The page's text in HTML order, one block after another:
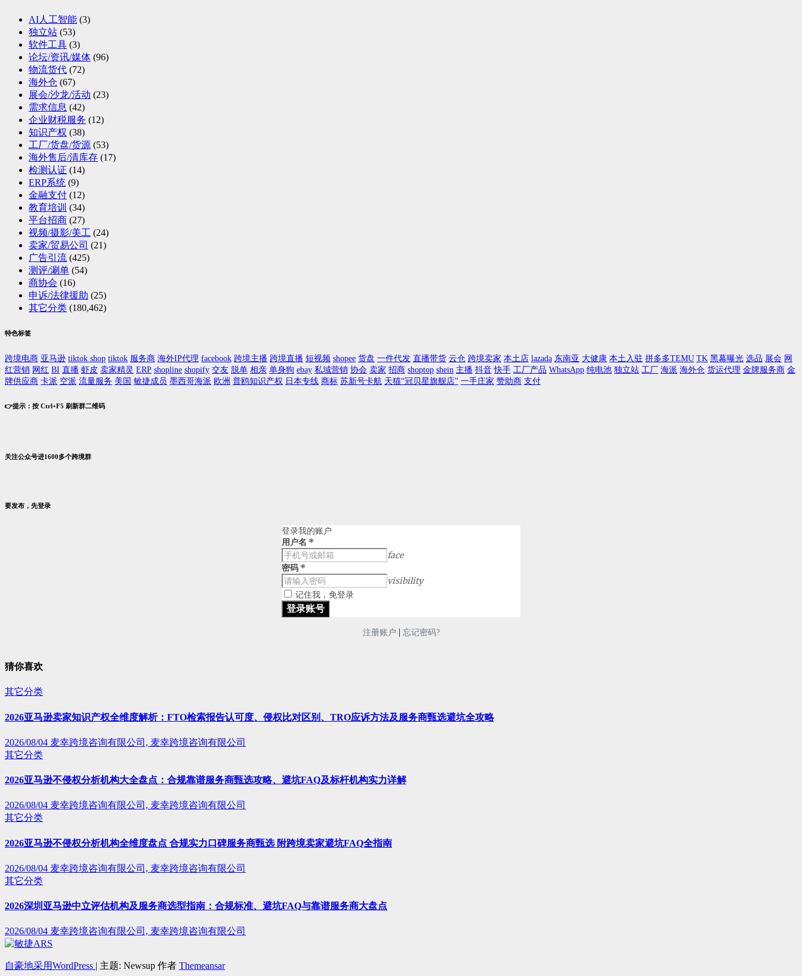
AI人工智能 (3)
独立站 (53)
软件工具 (3)
论坛/资讯/媒体 (96)
物流货代 (72)
海外仓 (67)
展会/沙龙/活动 (23)
需求信息 (42)
企业财税服务 (12)
知识产权 (38)
工厂/货盘/货源 (53)
海外售后/清库存 (17)
检测认证 (14)
ERP系统 (9)
金融支付 (12)
教育培训 (34)
平台招商 (27)
视频/摄影/美工 (24)
卖家/贸易公司 (21)
广告引流 (425)
测评/涮单 (54)
商协会 (16)
申诉/法律援助 (25)
其它分类 (180,462)
特色标签
跨境电商 亚马逊 tiktok shop tiktok 服务商 海外IP代理 facebook 跨境主播 跨境直播 短视频 shopee 货盘 一件代发 直播带货 云仓 跨境卖家 本土店 lazada 东南亚 大健康 本土入驻 拼多多TEMU TK 黑幕曝光 选品 展会 网
红营销 网红 BI 直播 虾皮 卖家精灵 ERP shopline shopify 交友 脱单 相亲 单身狗 ebay 私域营销 协会 卖家 招商 shoptop shein 主播 抖音 快手 工厂产品 WhatsApp 纯电池 独立站 工厂 海派 海外仓 货运代理 金牌服务商 金
牌供应商 卡派 空派 流量服务 美国 敏捷成员 墨西哥海派 欧洲 普鸥知识产权 日本专线 商标 苏新号卡航 天猫“冠贝星旗舰店” 一手庄家 赞助商 支付
👉提示：按 Ctrl+F5 刷新群二维码
关注公众号进1600多个跨境群
要发布，先登录
登录我的账户
用户名 *
face
密码 *
visibility
记住我，免登录
注册账户 | 忘记密码?
猜你喜欢
其它分类
2026亚马逊卖家知识产权全维度解析：FTO检索报告认可度、侵权比对区别、TRO应诉方法及服务商甄选避坑全攻略
2026/08/04 麦幸跨境咨询有限公司, 麦幸跨境咨询有限公司
其它分类
2026亚马逊不侵权分析机构大全盘点：合规靠谱服务商甄选攻略、避坑FAQ及标杆机构实力详解
2026/08/04 麦幸跨境咨询有限公司, 麦幸跨境咨询有限公司
其它分类
2026亚马逊不侵权分析机构全维度盘点 合规实力口碑服务商甄选 附跨境卖家避坑FAQ全指南
2026/08/04 麦幸跨境咨询有限公司, 麦幸跨境咨询有限公司
其它分类
2026深圳亚马逊中立评估机构及服务商选型指南：合规标准、避坑FAQ与靠谱服务商大盘点
2026/08/04 麦幸跨境咨询有限公司, 麦幸跨境咨询有限公司
自豪地采用WordPress | 主题: Newsup 作者 Themeansar